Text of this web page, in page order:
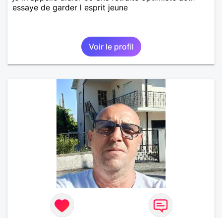
essaye de garder l esprit jeune
Voir le profil